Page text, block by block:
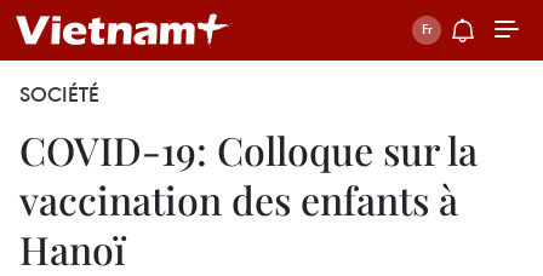
SOCIÉTÉ
COVID-19: Colloque sur la
vaccination des enfants à
Hanoï